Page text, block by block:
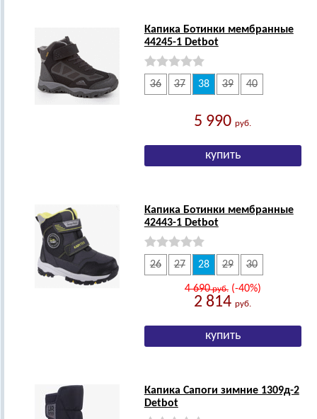
Капика Ботинки мембранные
44245-1 Detbot
36 37 38 39 40
5 990руб.
Капика Ботинки мембранные
42443-1 Detbot
26 27 28 29 30
4 690руб.(-40%)
2 814руб.
Капика Сапоги зимние 1309д-2
Detbot